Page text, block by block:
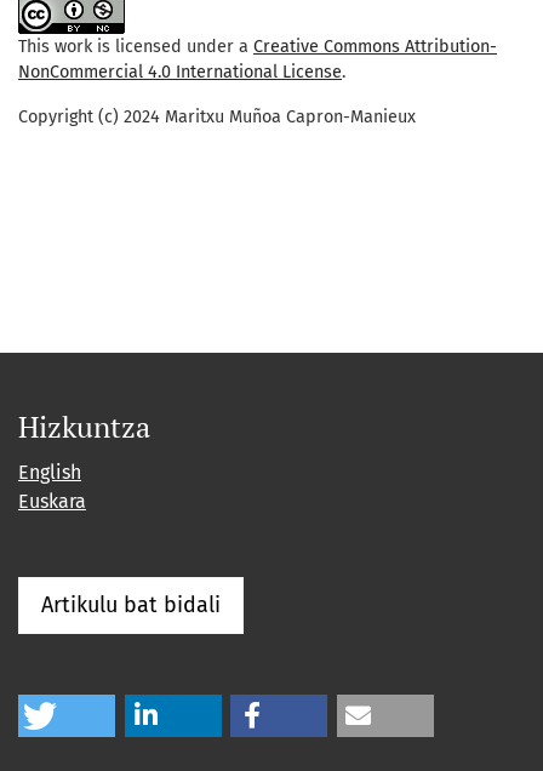
This work is licensed under a Creative Commons Attribution-
NonCommercial 4.0 International License.
Copyright (c) 2024 Maritxu Muñoa Capron-Manieux
Hizkuntza
English
Euskara
Artikulu bat bidali